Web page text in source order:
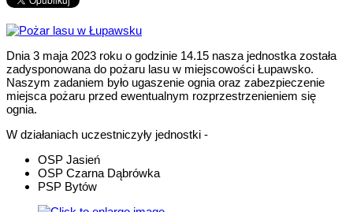
Dnia 3 maja 2023 roku o godzinie 14.15 nasza jednostka została
zadysponowana do pożaru lasu w miejscowości Łupawsko.
Naszym zadaniem było ugaszenie ognia oraz zabezpieczenie
miejsca pożaru przed ewentualnym rozprzestrzenieniem się
ognia.
W działaniach uczestniczyły jednostki -
OSP Jasień
OSP Czarna Dąbrówka
PSP Bytów